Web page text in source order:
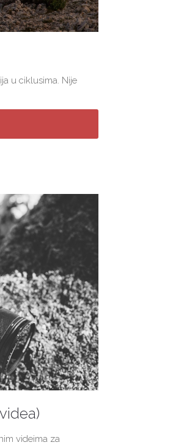
u ciklusima. Nije
videima za